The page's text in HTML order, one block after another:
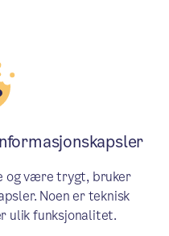
avfall i Oslo.
miljøstasjoner
og være trygt, bruker
Noen er teknisk
ulik funksjonalitet.